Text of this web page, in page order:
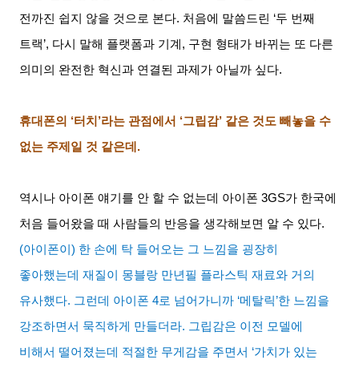
전까진 쉽지 않을 것으로 본다. 처음에 말씀드린 ‘두 번째
트랙’, 다시 말해 플랫폼과 기계 , 구현 형태가 바뀌는 또 다른
의미의 완전한 혁신과 연결된 과제가 아닐까 싶다.
휴대폰의 ‘터치 ’라는 관점에서 ‘그립감’ 같은 것도 빼놓을 수
없는 주제일 것 같은데 .
역시나 아이폰 얘기를 안 할 수 없는데 아이폰 3GS가 한국에
처음 들어왔을 때 사람들의 반응을 생각해보면 알 수 있다.
(아이폰이) 한 손에 탁 들어오는 그 느낌을 굉장히
좋아했는데 재질이 몽블랑 만년필 플라스틱 재료와 거의
유사했다. 그런데 아이폰 4로 넘어가니까 ‘메탈릭’한 느낌을
강조하면서 묵직하게 만들더라. 그립감은 이전 모델에
비해서 떨어졌는데 적절한 무게감을 주면서 ‘가치가 있는